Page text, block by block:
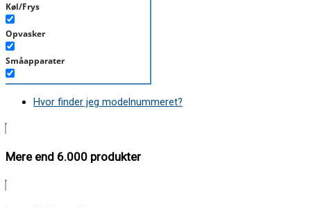
Køl/Frys
Opvasker
Småapparater
Støvsuger
Hvor finder jeg modelnummeret?
Mere end 6.000 produkter